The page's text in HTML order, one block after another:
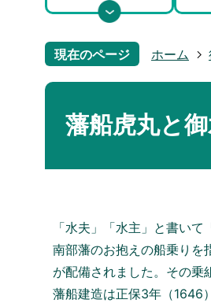
現在のページ ホーム
藩船虎丸と
「水夫」「水主」と書い
南部藩のお抱えの船乗りを
が配備されました。その乗
藩船建造は正保3年（1646